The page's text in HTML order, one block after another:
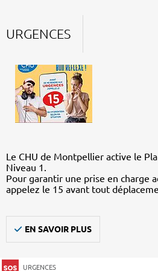
URGENCES
Le CHU de Montpellier active le
Niveau 1.
Pour garantir une prise en charge
appelez le 15 avant tout
EN SAVOIR PLUS
URGENCES